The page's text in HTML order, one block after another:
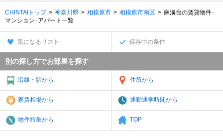
CHINTAIトップ 神奈川県 相模原市 相模原市南区
麻溝台の賃貸物件･
マンション･アパート一覧
気になるリスト 保存中の条件
別の探し方でお部屋を探す
沿線・駅から 住所から
家賃相場から 通勤通学時間から
物件特集から TOP